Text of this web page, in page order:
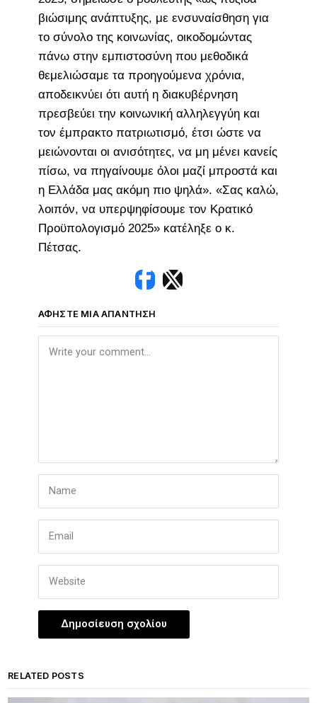
βιώσιμης ανάπτυξης, με ενσυναίσθηση για
το σύνολο της κοινωνίας, οικοδομώντας
πάνω στην εμπιστοσύνη που μεθοδικά
θεμελιώσαμε τα προηγούμενα χρόνια,
αποδεικνύει ότι αυτή η διακυβέρνηση
πρεσβεύει την κοινωνική αλληλεγγύη και
τον έμπρακτο πατριωτισμό, έτσι ώστε να
μειώνονται οι ανισότητες, να μη μένει κανείς
πίσω, να πηγαίνουμε όλοι μαζί μπροστά και
η Ελλάδα μας ακόμη πιο ψηλά». «Σας καλώ,
λοιπόν, να υπερψηφίσουμε τον Κρατικό
Προϋπολογισμό 2025» κατέληξε ο κ.
Πέτσας.
ΑΦΉΣΤΕ ΜΙΑ ΑΠΆΝΤΗΣΗ
RELATED POSTS